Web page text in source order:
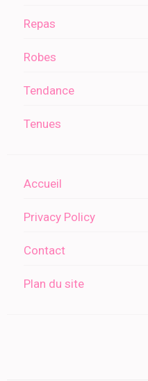
Repas
Robes
Tendance
Tenues
Accueil
Privacy Policy
Contact
Plan du site